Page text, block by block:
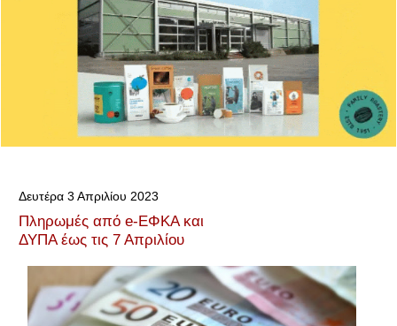
Δευτέρα 3 Απριλίου 2023
Πληρωμές από e-ΕΦΚΑ και
ΔΥΠΑ έως τις 7 Απριλίου